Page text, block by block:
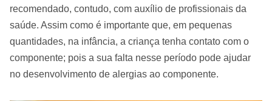
recomendado, contudo, com auxílio de profissionais da
saúde. Assim como é importante que, em pequenas
quantidades, na infância, a criança tenha contato com o
componente; pois a sua falta nesse período pode ajudar
no desenvolvimento de alergias ao componente.